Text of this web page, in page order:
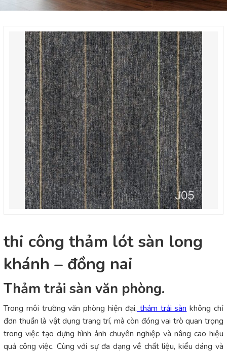
thi công thảm lót sàn long
khánh – đồng nai
Thảm trải sàn văn phòng.
Trong môi trường văn phòng hiện đại, thảm trải sàn không chỉ
đơn thuần là vật dụng trang trí, mà còn đóng vai trò quan trọng
trong việc tạo dựng hình ảnh chuyên nghiệp và nâng cao hiệu
quả công việc. Cùng với sự đa dạng về chất liệu, kiểu dáng và